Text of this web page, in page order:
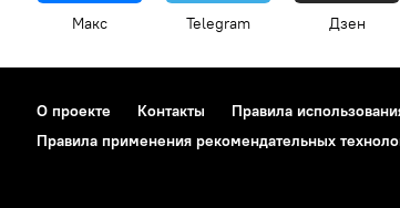
Макс Telegram Дзен
О проекте Контакты Правила
Правила применения рекомендательных